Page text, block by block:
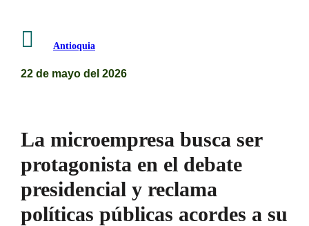
 Antioquia
22 de mayo del 2026
La microempresa busca ser
protagonista en el debate
presidencial y reclama
políticas públicas acordes a su